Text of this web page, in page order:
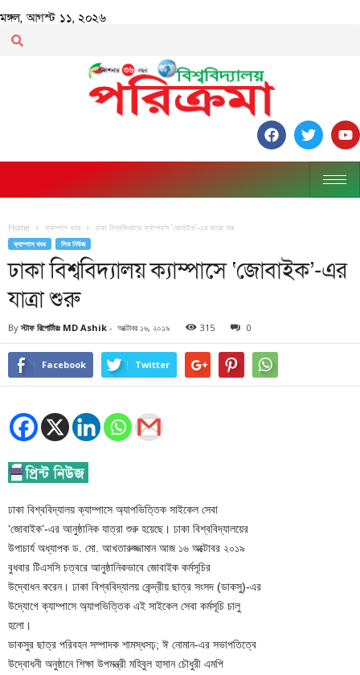
মঙ্গল, আগস্ট ১১, ২০২৬
Home ক্যাম্পাস খবর ঢাকা বিশ্ববিদ্যালয় ক্যাম্পাসে ‘জোবাইক’-এর যাত্রা শুরু
ক্যাম্পাস খবর লিড নিউজ
ঢাকা বিশ্ববিদ্যালয় ক্যাম্পাসে ‘জোবাইক’-এর
যাত্রা শুরু
By স্টাফ রিপোর্টারঃ MD Ashik - অক্টোবর ১৬, ২০১৯ 315 0
Facebook Twitter
ঢাকা বিশ্ববিদ্যালয় ক্যাম্পাসে অ্যাপভিত্তিক সাইকেল সেবা
‘জোবাইক’-এর আনুষ্ঠানিক যাত্রা শুরু হয়েছে। ঢাকা বিশ্ববিদ্যালয়ের
উপাচার্য অধ্যাপক ড. মো. আখতারুজ্জামান আজ ১৬ অক্টোবর ২০১৯
বুধবার টিএসসি চত্বরে আনুষ্ঠানিকভাবে জোবাইক কর্মসূচির
উদ্বোধন করেন। ঢাকা বিশ্ববিদ্যালয় কেন্দ্রীয় ছাত্র সংসদ (ডাকসু)-এর
উদ্যোগে ক্যাম্পাসে অ্যাপভিত্তিক এই সাইকেল সেবা কর্মসূচি চালু
হলো।
ডাকসুর ছাত্র পরিবহন সম্পাদক শামস্ধসঢ়; ঈ নোমান-এর সভাপতিত্বে
উদ্বোধনী অনুষ্ঠানে শিক্ষা উপমন্ত্রী মহিবুল হাসান চৌধুরী এমপি